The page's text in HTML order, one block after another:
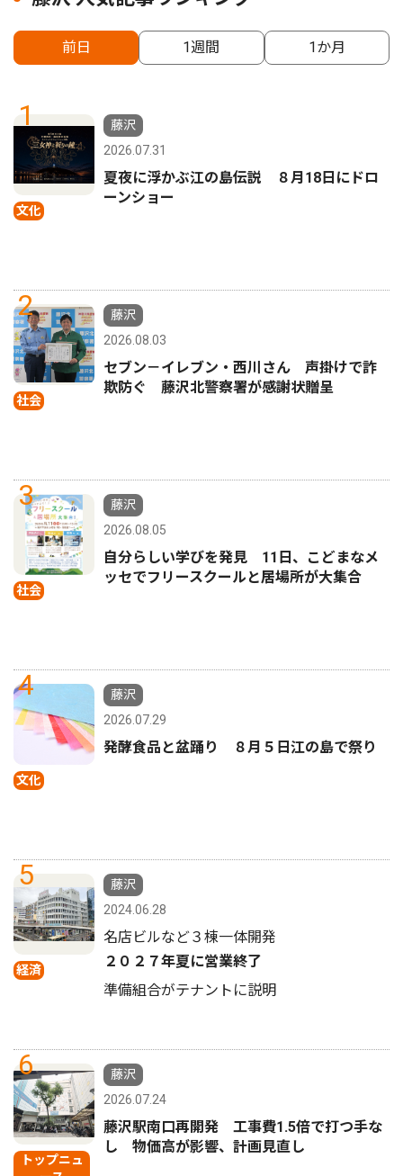
前日 1週間 1か月
1
文化
藤沢
2026.07.31
夏夜に浮かぶ江の島伝説 ８月18日にドロ
ーンショー
2
社会
藤沢
2026.08.03
セブン－イレブン・西川さん 声掛けで詐
欺防ぐ 藤沢北警察署が感謝状贈呈
3
社会
藤沢
2026.08.05
自分らしい学びを発見 11日、こどまなメ
ッセでフリースクールと居場所が大集合
4
文化
藤沢
2026.07.29
発酵食品と盆踊り ８月５日江の島で祭り
5
経済
藤沢
2024.06.28
名店ビルなど３棟一体開発
２０２７年夏に営業終了
準備組合がテナントに説明
6
トップニュ
藤沢
2026.07.24
藤沢駅南口再開発 工事費1.5倍で打つ手な
し 物価高が影響、計画見直し